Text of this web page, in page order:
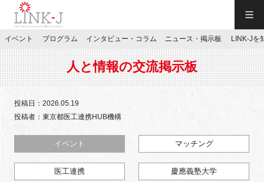
JP／EN
特別会員専用メニュー
施設ご予約
イベント プログラム インタビュー・コラム ニュース・掲示板 LINK-Jを
人と情報の交流掲示板
投稿日：2026.05.19
投稿者：東京都医工連携HUB機構
イベント マッチング
医工連携 慶應義塾大学